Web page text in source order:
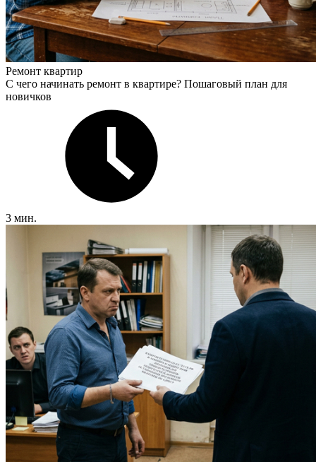
Ремонт квартир
С чего начинать ремонт в квартире? Пошаговый план для
новичков
3 мин.